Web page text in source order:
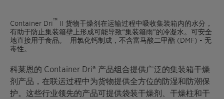
Container Dri™ II 货物干燥剂在运输过程中吸收集装箱内的水分，
有助于防止集装箱壁上形成可能导致“集装箱雨”的冷凝水。可安全
地直接用于食品。 用氯化钙制成，不含富马酸二甲酯 (DMF) - 无
毒性。
科莱恩的 Container Dri® 产品组合提供广泛的集装箱干燥
剂产品，在联运过程中为货物提供全方位的防湿和防潮保
护。这些行业领先的产品可提供袋装干燥剂、干燥柱和干